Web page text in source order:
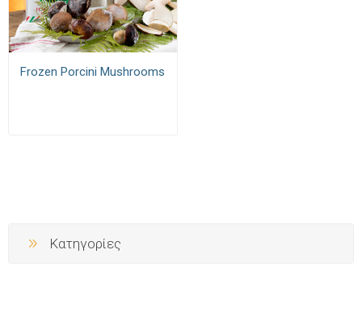
Frozen Porcini Mushrooms
Κατηγορίες